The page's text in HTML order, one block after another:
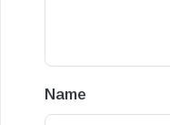
Name